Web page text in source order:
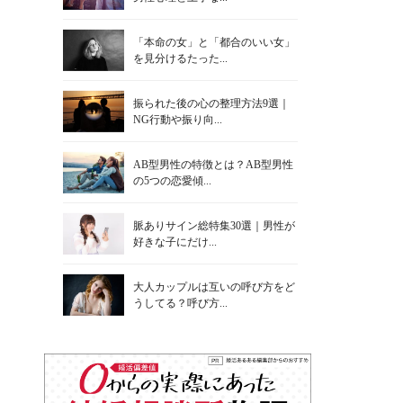
「本命の女」と「都合のいい女」
を見分けるたった...
振られた後の心の整理方法9選｜
NG行動や振り向...
AB型男性の特徴とは？AB型男性
の5つの恋愛傾...
脈ありサイン総特集30選｜男性が
好きな子にだけ...
大人カップルは互いの呼び方をど
うしてる？呼び方...